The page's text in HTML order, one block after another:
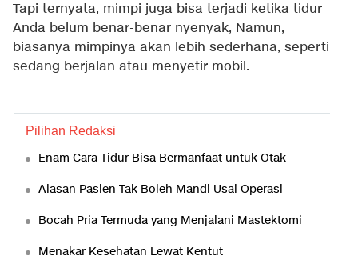
Tapi ternyata, mimpi juga bisa terjadi ketika tidur
Anda belum benar-benar nyenyak, Namun,
biasanya mimpinya akan lebih sederhana, seperti
sedang berjalan atau menyetir mobil.
Pilihan Redaksi
Enam Cara Tidur Bisa Bermanfaat untuk Otak
Alasan Pasien Tak Boleh Mandi Usai Operasi
Bocah Pria Termuda yang Menjalani Mastektomi
Menakar Kesehatan Lewat Kentut